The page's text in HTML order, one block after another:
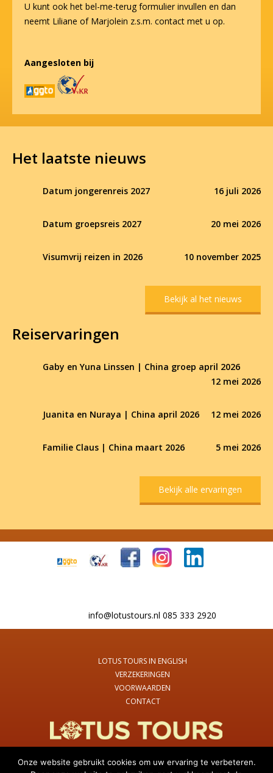
U kunt ook het bel-me-terug formulier invullen en dan
neemt Liliane of Marjolein z.s.m. contact met u op.
Aangesloten bij
Het laatste nieuws
Datum jongerenreis 2027 16 juli 2026
Datum groepsreis 2027 20 mei 2026
Visumvrij reizen in 2026 10 november 2025
Bekijk al het nieuws
Reiservaringen
Gaby en Yuna Linssen | China groep april 2026
12 mei 2026
Juanita en Nuraya | China april 2026 12 mei 2026
Familie Claus | China maart 2026 5 mei 2026
Bekijk alle ervaringen
info@lotustours.nl 085 333 2920
LOTUS TOURS IN ENGLISH
VERZEKERINGEN
VOORWAARDEN
CONTACT
Onze website gebruikt cookies om uw ervaring te verbeteren.